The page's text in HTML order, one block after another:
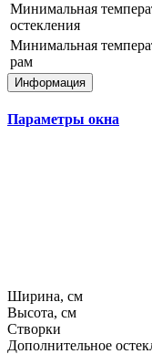
Минимальная
остекления
Минимальная
рам
Информация
Параметры окна
Ширина, см
Высота, см
Створки
Дополнительное